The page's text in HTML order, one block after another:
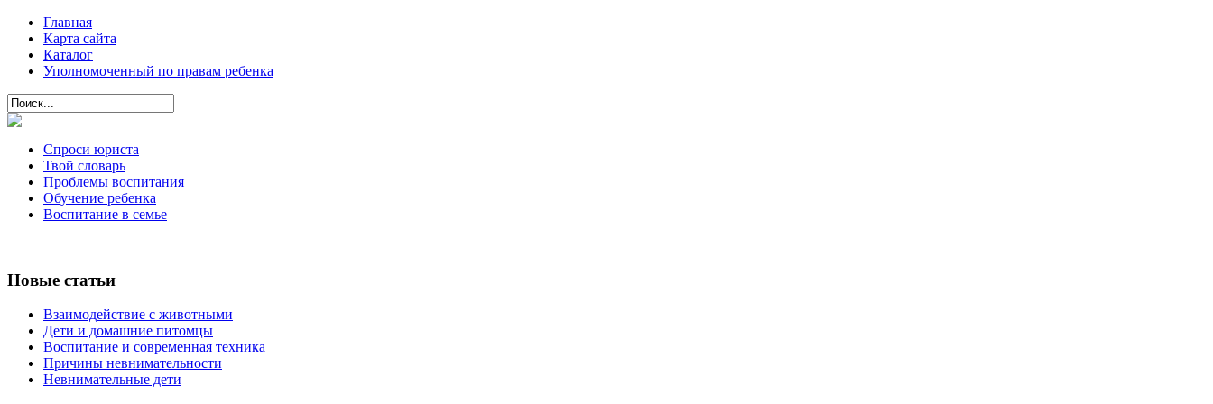
Главная
Карта сайта
Каталог
Уполномоченный по правам ребенка
Спроси юриста
Твой словарь
Проблемы воспитания
Обучение ребенка
Воспитание в семье
Новые статьи
Взаимодействие с животными
Дети и домашние питомцы
Воспитание и современная техника
Причины невнимательности
Невнимательные дети